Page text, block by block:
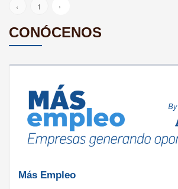
‹ 1 ›
CONÓCENOS
Más Empleo